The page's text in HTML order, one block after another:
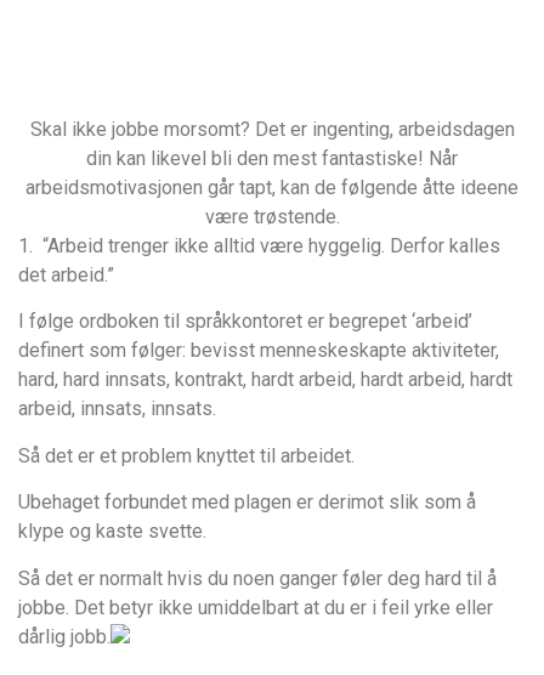
Skal ikke jobbe morsomt? Det er ingenting, arbeidsdagen
din kan likevel bli den mest fantastiske! Når
arbeidsmotivasjonen går tapt, kan de følgende åtte ideene
være trøstende.
1. “Arbeid trenger ikke alltid være hyggelig. Derfor kalles
det arbeid.”
I følge ordboken til språkkontoret er begrepet ‘arbeid’
definert som følger: bevisst menneskeskapte aktiviteter,
hard, hard innsats, kontrakt, hardt arbeid, hardt arbeid, hardt
arbeid, innsats, innsats.
Så det er et problem knyttet til arbeidet.
Ubehaget forbundet med plagen er derimot slik som å
klype og kaste svette.
Så det er normalt hvis du noen ganger føler deg hard til å
jobbe. Det betyr ikke umiddelbart at du er i feil yrke eller
dårlig jobb.